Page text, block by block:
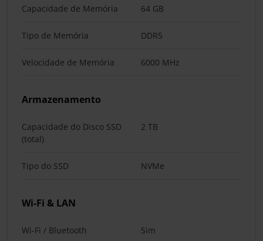
Capacidade de Memória 64 GB
Tipo de Memória DDR5
Velocidade de Memória 6000 MHz
Armazenamento
Capacidade do Disco SSD
(total)
2 TB
Tipo do SSD NVMe
Wi-Fi & LAN
Wi-Fi / Bluetooth Sim